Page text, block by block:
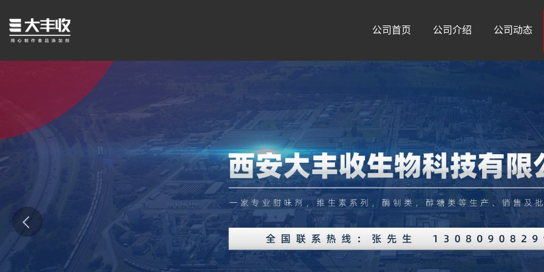
公司首页 公司介绍 公司动态